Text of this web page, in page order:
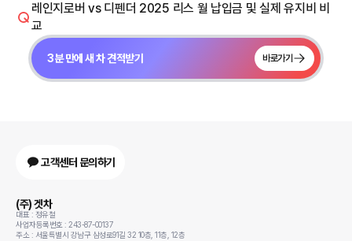
레인지로버 vs 디펜더 2025 리스 월 납입금 및 실제 유지비 비
교
3분 만에 새 차 견적받기 바로가기
고객센터 문의하기
(주) 겟차
대표 : 정유철
사업자등록번호 : 243-87-00137
주소 : 서울특별시 강남구 삼성로91길 32 10층, 11층, 12층